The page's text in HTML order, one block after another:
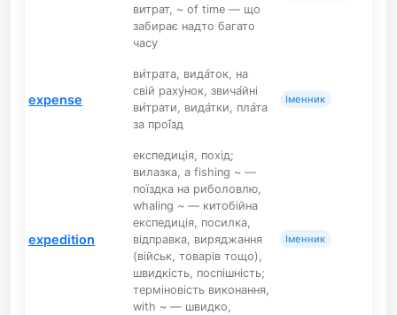
витрат, ~ of time — що
забирає надто багато
часу
expense
ви́трата, вида́ток, на
свій раху́нок, звича́йні
ви́трати, вида́тки, пла́та
за прої́зд
Іменник
expedition
експедиція, похід;
вилазка, a fishing ~ —
поїздка на риболовлю,
whaling ~ — китобійна
експедиція, посилка,
відправка, виряджання
(військ, товарів тощо),
швидкість, поспішність;
терміновість виконання,
with ~ — швидко,
Іменник